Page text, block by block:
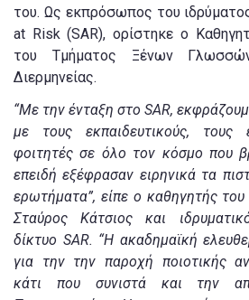
του. Ως εκπρόσωπος του
at Risk (SAR), ορίστηκε ο
του Τμήματος Ξένων
Διερμηνείας.
“Με την ένταξη στο SAR,
με τους εκπαιδευτικούς, τους
φοιτητές σε όλο τον κόσμο που
επειδή εξέφρασαν ειρηνικά τα
ερωτήματα”, είπε ο καθηγητής του
Σταύρος Κάτσιος και
δίκτυο SAR. “Η ακαδημαϊκή
για την την παροχή ποιοτικής
κάτι που συνιστά και την